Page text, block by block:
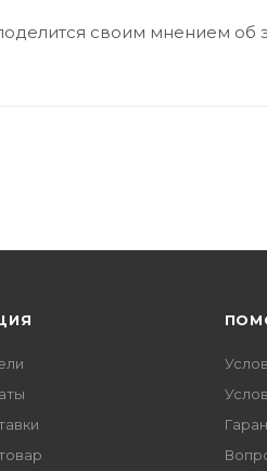
своим мнением об